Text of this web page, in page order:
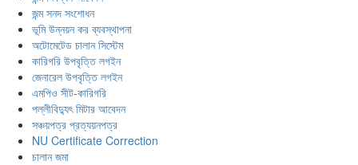
জন্ম সনদ সংশোধন
ভূমি উন্নয়ন কর ব্যবস্থাপনা
অটোমেটেড চালান সিস্টেম
কারিগরি উপবৃত্তি লগইন
জেনারেল উপবৃত্তি লগইন
এমপিও সীট-কারিগরি
পল্লীবিদ্যুৎ মিটার আবেদন
সঞ্চয়পত্র প্রত্যয়নপত্র
NU Certificate Correction
চালান জমা